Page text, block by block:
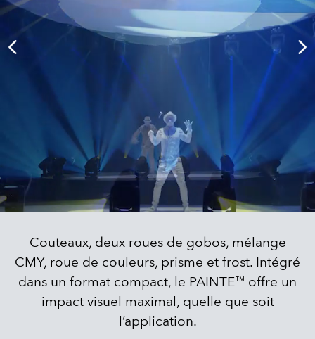
Couteaux, deux roues de gobos, mélange
CMY, roue de couleurs, prisme et frost. Intégré
dans un format compact, le PAINTE™ offre un
impact visuel maximal, quelle que soit
l’application.